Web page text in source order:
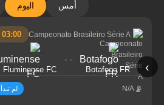
أمس اليوم
›
Campeonato Brasileiro Série A
03:00
Botafogo FR
- -
Fluminense FC
N/A لم تبدأ